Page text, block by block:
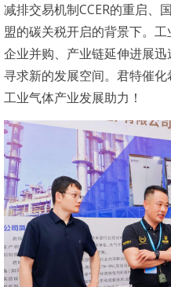
减排交易机制CCER的重启、
盟的碳关税开启的背景下。
企业并购、产业链延伸进展
寻求新的发展空间。君特催
工业气体产业发展助力！